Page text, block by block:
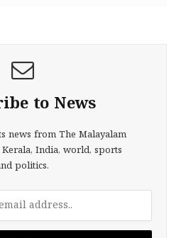
to News
news from The Malayalam
India, world, sports
politics.